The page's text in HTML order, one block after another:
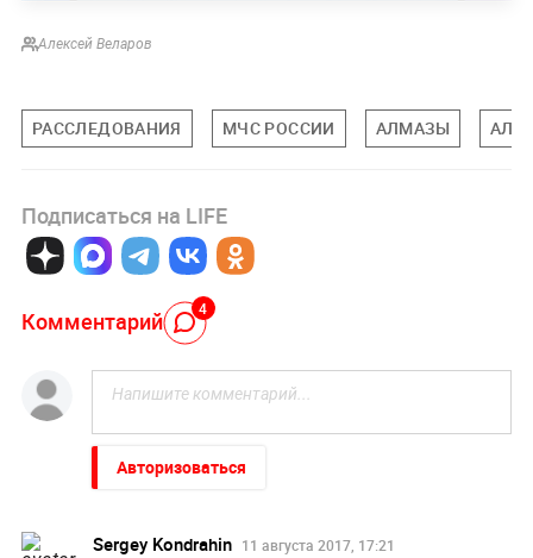
Алексей Веларов
РАССЛЕДОВАНИЯ МЧС РОССИИ АЛМАЗЫ
Подписаться на LIFE
Комментарий 4
Авторизоваться
Sergey Kondrahin 11 августа 2017, 17:21